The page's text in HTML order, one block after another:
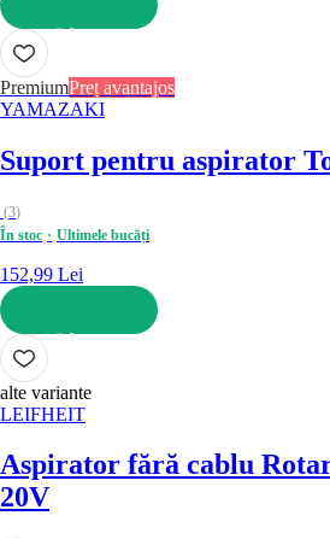
ADAUGĂ ÎN COȘ
PremiumPreț avantajos
YAMAZAKI
Suport pentru aspirator
(3)
În stoc
Ultimele bucăți
152,99 Lei
ADAUGĂ ÎN COȘ
alte variante
LEIFHEIT
Aspirator fără cablu
20V